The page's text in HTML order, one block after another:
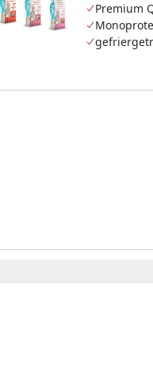
erhöhenlegen
Premium
erhöhenlegen